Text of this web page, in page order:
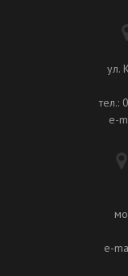
ул.
тел.:
e-
e-